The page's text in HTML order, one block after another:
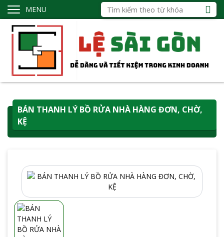
MENU
BÁN THANH LÝ BỒ RỬA NHÀ HÀNG ĐƠN, CHỜ,
KỆ